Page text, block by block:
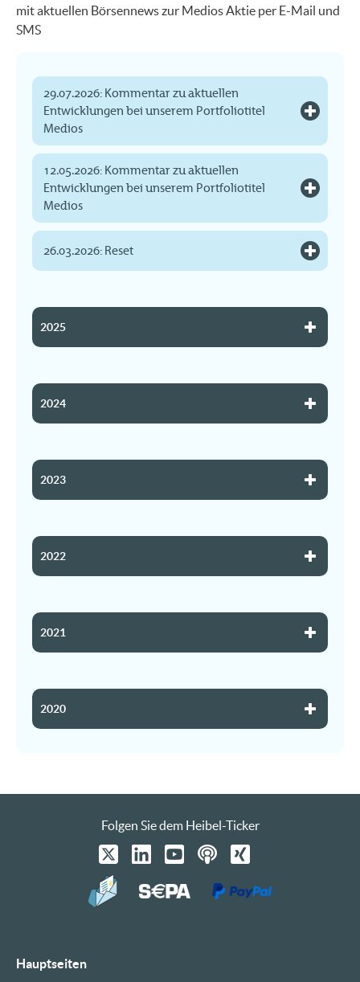
mit aktuellen Börsennews zur Medios Aktie per E-Mail und
SMS
29.07.2026: Kommentar zu aktuellen
Entwicklungen bei unserem Portfoliotitel
Medios
12.05.2026: Kommentar zu aktuellen
Entwicklungen bei unserem Portfoliotitel
Medios
26.03.2026: Reset
2025
2024
2023
2022
2021
2020
Folgen Sie dem Heibel-Ticker
Hauptseiten